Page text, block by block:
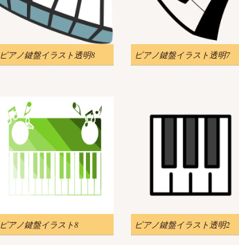
ピアノ鍵盤イラスト透明8 ピアノ鍵盤イラスト透明7
ピアノ鍵盤イラスト8 ピアノ鍵盤イラスト透明2